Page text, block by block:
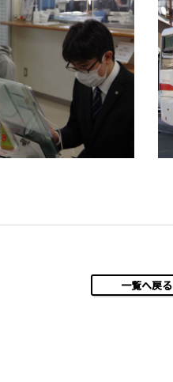
一覧へ戻る